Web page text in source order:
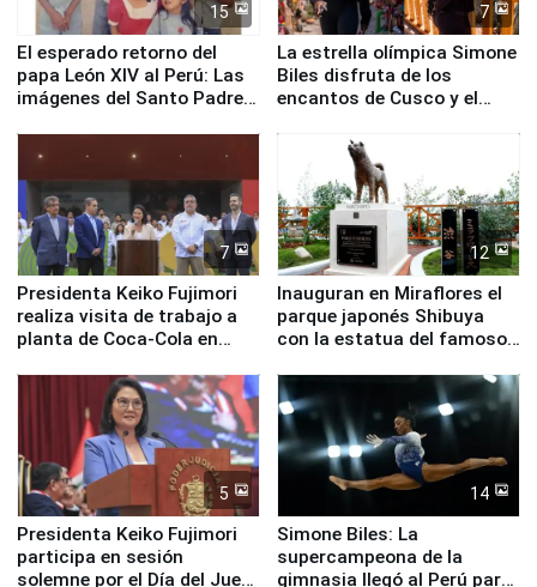
15
El esperado retorno del
papa León XIV al Perú: Las
imágenes del Santo Padre
7
La estrella olímpica Simone
Biles disfruta de los
encantos de Cusco y el
7
Presidenta Keiko Fujimori
realiza visita de trabajo a
planta de Coca-Cola en
12
Inauguran en Miraflores el
parque japonés Shibuya
con la estatua del famoso
5
Presidenta Keiko Fujimori
participa en sesión
solemne por el Día del Juez
14
Simone Biles: La
supercampeona de la
gimnasia llegó al Perú para